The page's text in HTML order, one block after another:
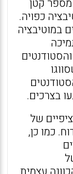
קטן
כפויה.
במוטיבציה
בצרכים.
של
כמו כן,